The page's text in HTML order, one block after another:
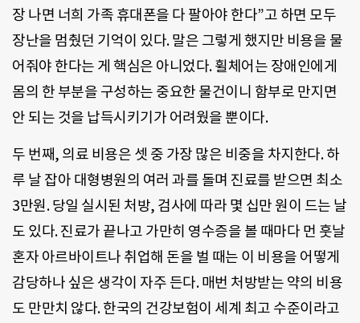
장 나면 너희 가족 휴대폰을 다 팔아야 한다”고 하면 모두
장난을 멈췄던 기억이 있다. 말은 그렇게 했지만 비용을 물
어줘야 한다는 게 핵심은 아니었다. 휠체어는 장애인에게
몸의 한 부분을 구성하는 중요한 물건이니 함부로 만지면
안 되는 것을 납득시키기가 어려웠을 뿐이다.
두 번째, 의료 비용은 셋 중 가장 많은 비중을 차지한다. 하
루 날 잡아 대형병원의 여러 과를 돌며 진료를 받으면 최소
3만원. 당일 실시된 처방, 검사에 따라 몇 십만 원이 드는 날
도 있다. 진료가 끝나고 가만히 영수증을 볼 때마다 먼 훗날
혼자 아르바이트나 취업해 돈을 벌 때는 이 비용을 어떻게
감당하나 싶은 생각이 자주 든다. 매번 처방받는 약의 비용
도 만만치 않다. 한국의 건강보험이 세계 최고 수준이라고